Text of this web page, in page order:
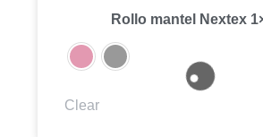
Rollo mantel Nextex
Clear